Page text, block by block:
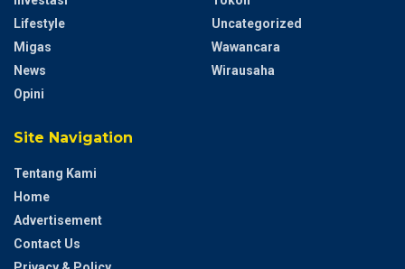
Lifestyle
Migas
News
Opini
Uncategorized
Wawancara
Wirausaha
Site Navigation
Tentang Kami
Home
Advertisement
Contact Us